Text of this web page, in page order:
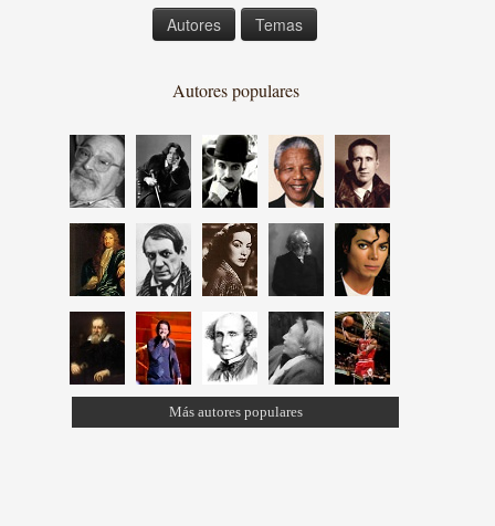
Autores Temas
Autores populares
Más autores populares